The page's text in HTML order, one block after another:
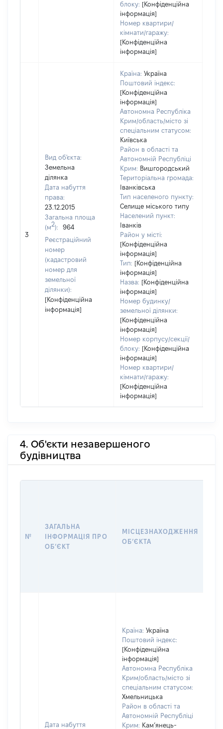
блоку: [Конфіденційна
інформація]
Номер квартири/
кімнати/гаражу:
[Конфіденційна
інформація]
3
Вид об'єкта:
Земельна
ділянка
Дата набуття
права:
23.12.2015
Загальна площа
(м2):
964
Реєстраційний
номер
(кадастровий
номер для
земельної
ділянки):
[Конфіденційна
інформація]
Країна: Україна
Поштовий індекс:
[Конфіденційна
інформація]
Автономна Республіка
Крим/область/місто зі
спеціальним статусом:
Київська
Район в області та
Автономній Республіці
Крим: Вишгородський
Територіальна громада:
Іванківська
Тип населеного пункту:
Селище міського типу
Населений пункт:
Іванків
Район у місті:
[Конфіденційна
інформація]
Тип: [Конфіденційна
інформація]
Назва: [Конфіденційна
інформація]
Номер будинку/
земельної ділянки:
[Конфіденційна
інформація]
Номер корпусу/секції/
блоку: [Конфіденційна
інформація]
Номер квартири/
кімнати/гаражу:
[Конфіденційна
інформація]
4. Об'єкти незавершеного
будівництва
№
ЗАГАЛЬНА
ІНФОРМАЦІЯ ПРО
ОБʼЄКТ
МІСЦЕЗНАХОДЖЕННЯ
ОБʼЄКТА
Дата набуття
Країна: Україна
Поштовий індекс:
[Конфіденційна
інформація]
Автономна Республіка
Крим/область/місто зі
спеціальним статусом:
Хмельницька
Район в області та
Автономній Республіці
Крим: Кам’янець-